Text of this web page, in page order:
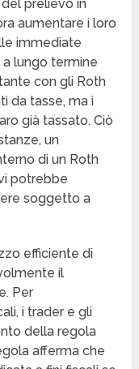
prelievo in
aumentare i loro
immediate
lungo termine
con gli Roth
da tasse, ma i
già tassato. Ciò
un
di un Roth
potrebbe
soggetto a
efficiente di
il
Per
i trader e gli
della regola
afferma che